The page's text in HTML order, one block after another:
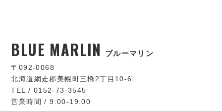
BLUE MARLIN ブルーマリン
〒092-0068
北海道網走郡美幌町三橋2丁目10-6
TEL / 0152-73-3545
営業時間 / 9:00-19:00